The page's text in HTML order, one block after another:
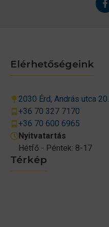
Térkép
Elérhetőségeink
2030 Érd, András utca 20.
+36 70 327 7170
+36 70 600 6965
Nyitvatartás
Hétfő - Péntek: 8-17